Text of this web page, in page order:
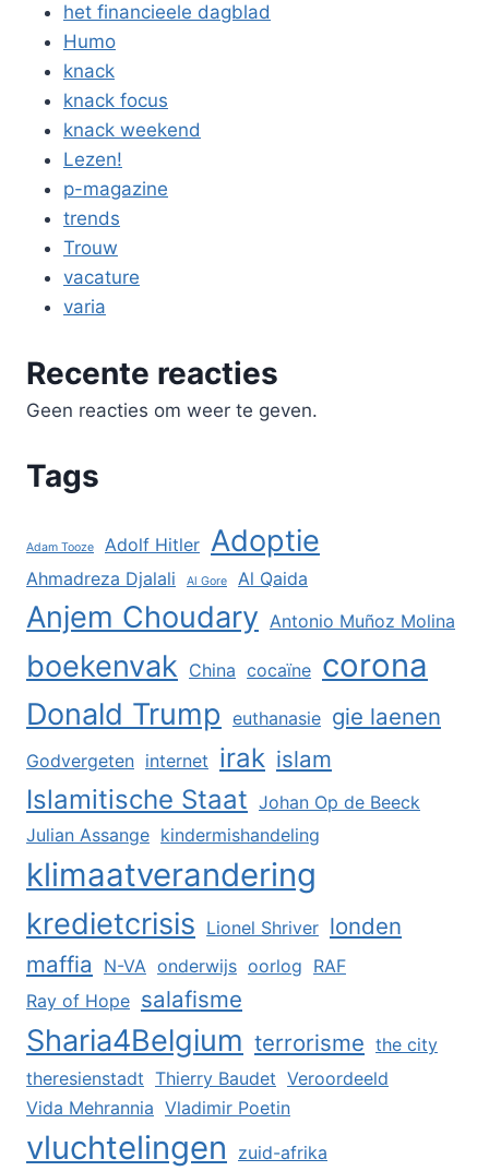
het financieele dagblad
Humo
knack
knack focus
knack weekend
Lezen!
p-magazine
trends
Trouw
vacature
varia
Recente reacties
Geen reacties om weer te geven.
Tags
Adam Tooze Adolf Hitler Adoptie
Ahmadreza Djalali Al Gore Al Qaida
Anjem Choudary Antonio Muñoz Molina
boekenvak China cocaïne corona
Donald Trump euthanasie gie laenen
Godvergeten internet irak islam
Islamitische Staat Johan Op de Beeck
Julian Assange kindermishandeling
klimaatverandering
kredietcrisis Lionel Shriver londen
maffia
N-VA onderwijs oorlog RAF
Ray of Hope salafisme
Sharia4Belgium terrorisme the city
theresienstadt Thierry Baudet Veroordeeld
Vida Mehrannia Vladimir Poetin
vluchtelingen zuid-afrika